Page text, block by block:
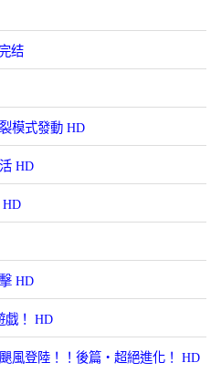
结
模式發動 HD
HD
HD
HD
戯！ HD
風登陸！！後篇・超絕進化！ HD